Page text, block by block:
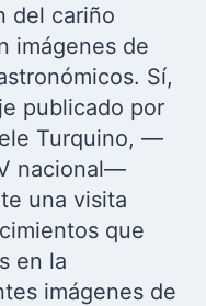
del cariño
imágenes de
Sí,
publicado por
Turquino, —
nacional—
una visita
que
en la
imágenes de